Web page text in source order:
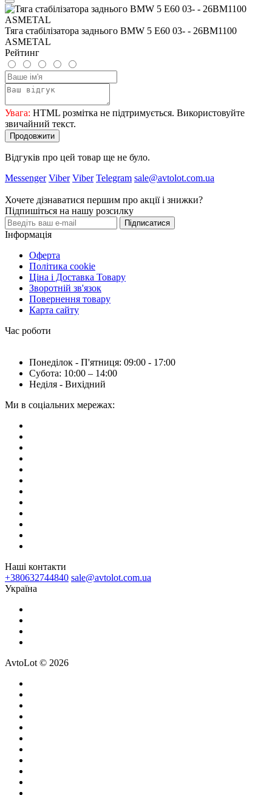
Тяга стабілізатора заднього BMW 5 E60 03- - 26BM1100
ASMETAL
Рейтинг
Увага: HTML розмітка не підтримується. Використовуйте
звичайний текст.
Продовжити
Відгуків про цей товар ще не було.
Messenger Viber Viber Telegram sale@avtolot.com.ua
Хочете дізнаватися першим про акції і знижки?
Підпишіться на нашу розсилку
Підписатися
Інформація
Оферта
Політика cookie
Ціна і Доставка Товару
Зворотній зв'язок
Повернення товару
Карта сайту
Час роботи
Понеділок - П'ятниця: 09:00 - 17:00
Субота: 10:00 – 14:00
Неділя - Вихідний
Ми в соціальних мережах:
Наші контакти
+380632744840 sale@avtolot.com.ua
Українa
AvtoLot © 2026